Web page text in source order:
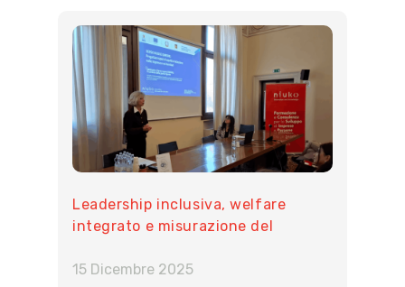
Leadership inclusiva, welfare
integrato e misurazione del
sfide per una concreta parità di
15 Dicembre 2025